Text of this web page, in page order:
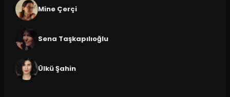
Mine Çerçi
Sena Taşkapılıoğlu
Ülkü Şahin